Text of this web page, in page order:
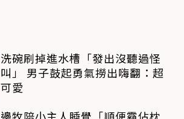
洗碗刷掉進水槽「發出沒聽過怪
叫」 男子鼓起勇氣撈出嗨翻：超
可愛